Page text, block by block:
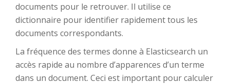
documents pour le retrouver. Il utilise ce
dictionnaire pour identifier rapidement tous les
documents correspondants.
La fréquence des termes donne à Elasticsearch un
accès rapide au nombre d’apparences d’un terme
dans un document. Ceci est important pour calculer